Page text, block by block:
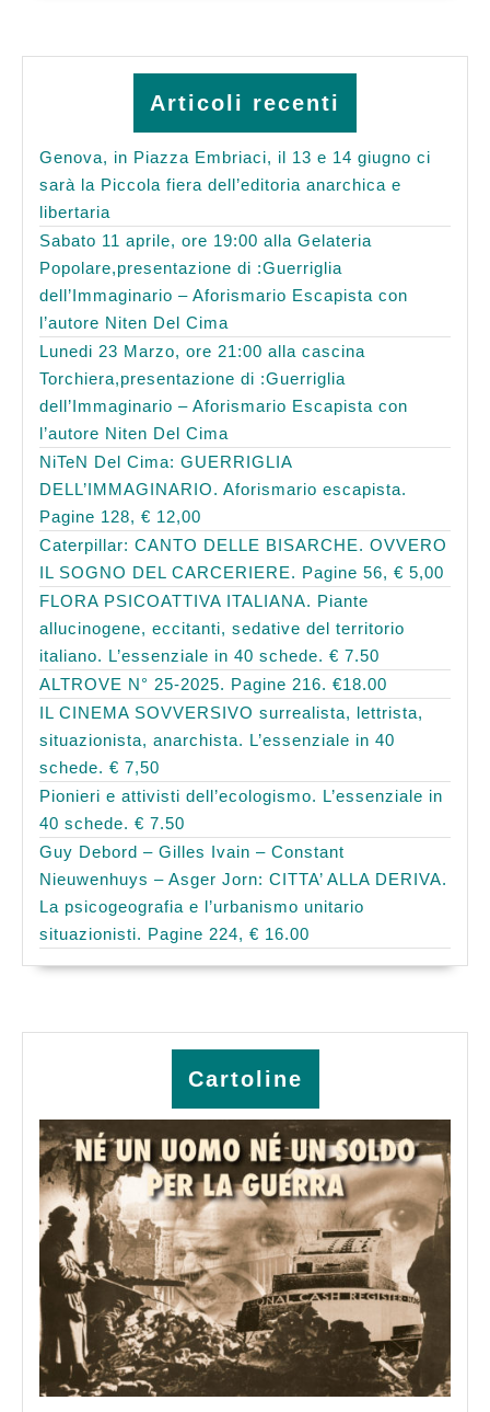
Articoli recenti
Genova, in Piazza Embriaci, il 13 e 14 giugno ci
sarà la Piccola fiera dell’editoria anarchica e
libertaria
Sabato 11 aprile, ore 19:00 alla Gelateria
Popolare,presentazione di :Guerriglia
dell’Immaginario – Aforismario Escapista con
l’autore Niten Del Cima
Lunedi 23 Marzo, ore 21:00 alla cascina
Torchiera,presentazione di :Guerriglia
dell’Immaginario – Aforismario Escapista con
l’autore Niten Del Cima
NiTeN Del Cima: GUERRIGLIA
DELL’IMMAGINARIO. Aforismario escapista.
Pagine 128, € 12,00
Caterpillar: CANTO DELLE BISARCHE. OVVERO
IL SOGNO DEL CARCERIERE. Pagine 56, € 5,00
FLORA PSICOATTIVA ITALIANA. Piante
allucinogene, eccitanti, sedative del territorio
italiano. L’essenziale in 40 schede. € 7.50
ALTROVE N° 25-2025. Pagine 216. €18.00
IL CINEMA SOVVERSIVO surrealista, lettrista,
situazionista, anarchista. L’essenziale in 40
schede. € 7,50
Pionieri e attivisti dell’ecologismo. L’essenziale in
40 schede. € 7.50
Guy Debord – Gilles Ivain – Constant
Nieuwenhuys – Asger Jorn: CITTA’ ALLA DERIVA.
La psicogeografia e l’urbanismo unitario
situazionisti. Pagine 224, € 16.00
Cartoline